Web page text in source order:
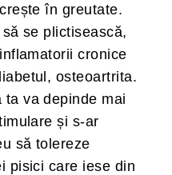
în greutate.
se plictisească,
cronice
osteoartrita.
ta va depinde mai
și s-ar
să tolereze
pisici care iese din